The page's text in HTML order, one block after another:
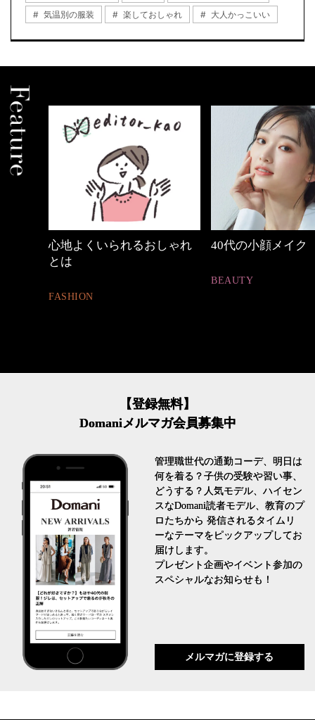
気温別の服装
楽しておしゃれ 大人かっこいい
られるおしゃれ 40代の小顔メイク 働く女
【登録無料】
Domaniメルマガ会員募集中
管理職世代の通勤コーデ、明日は
何を着る？子供の受験や習い事、
どうする？人気モデル、ハイセン
スなDomani読者モデル、教育のプ
ロたちから 発信されるタイムリ
ーなテーマをピックアップしてお
届けします。
プレゼント企画やイベント参加の
スペシャルなお知らせも！
メルマガに登録する